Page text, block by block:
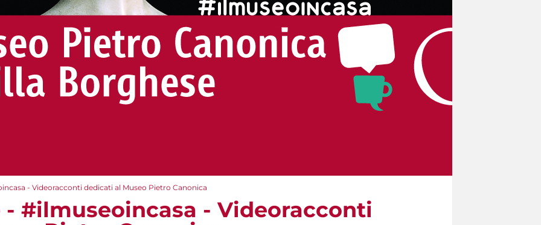
- Videoracconti dedicati al Museo Pietro Canonica
#ilmuseoincasa - Videoracconti